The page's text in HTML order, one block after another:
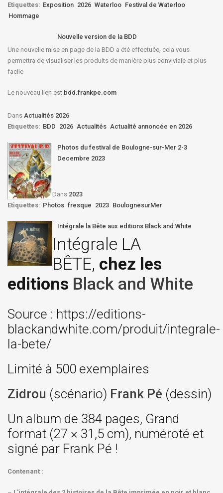
Etiquettes: Exposition 2026 Waterloo Festival de Waterloo
Hommage
Nouvelle version de la BDD
Une nouvelle mise en page de la BDD a été effectuée, cela vous
permettra de visualiser les produits de manière plus conviviale et plus
facile
Le nouveau lien est bdd.frankpe.com
Dans Actualités 2026
Etiquettes: BDD 2026 Actualités Actualité annoncée en 2026
Photos du festival de Boulogne-sur-Mer 2-3
Decembre 2023
Dans 2023
Etiquettes: Photos fresque 2023 BoulognesurMer
Intégrale la Bête aux editions Black and White
Intégrale LA
BÊTE, chez les
editions Black and White
Source : https://editions-
blackandwhite.com/produit/integrale-
la-bete/
Limité à 500 exemplaires
Zidrou (scénario) Frank Pé (dessin)
Un album de 384 pages, Grand
format (27 × 31,5 cm), numéroté et
signé par Frank Pé !
Contenant :